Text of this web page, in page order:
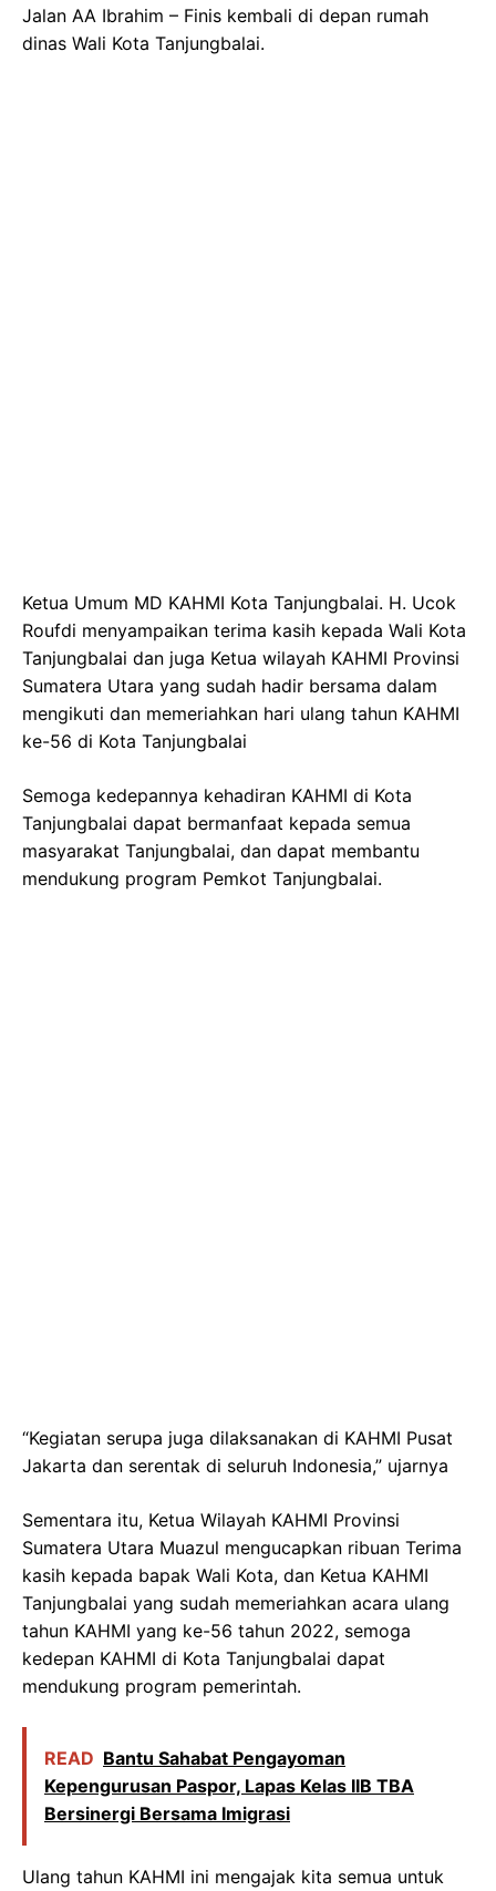
Jalan AA Ibrahim – Finis kembali di depan rumah
dinas Wali Kota Tanjungbalai.
Ketua Umum MD KAHMI Kota Tanjungbalai. H. Ucok
Roufdi menyampaikan terima kasih kepada Wali Kota
Tanjungbalai dan juga Ketua wilayah KAHMI Provinsi
Sumatera Utara yang sudah hadir bersama dalam
mengikuti dan memeriahkan hari ulang tahun KAHMI
ke-56 di Kota Tanjungbalai
Semoga kedepannya kehadiran KAHMI di Kota
Tanjungbalai dapat bermanfaat kepada semua
masyarakat Tanjungbalai, dan dapat membantu
mendukung program Pemkot Tanjungbalai.
“Kegiatan serupa juga dilaksanakan di KAHMI Pusat
Jakarta dan serentak di seluruh Indonesia,” ujarnya
Sementara itu, Ketua Wilayah KAHMI Provinsi
Sumatera Utara Muazul mengucapkan ribuan Terima
kasih kepada bapak Wali Kota, dan Ketua KAHMI
Tanjungbalai yang sudah memeriahkan acara ulang
tahun KAHMI yang ke-56 tahun 2022, semoga
kedepan KAHMI di Kota Tanjungbalai dapat
mendukung program pemerintah.
READ Bantu Sahabat Pengayoman
Kepengurusan Paspor, Lapas Kelas IIB TBA
Bersinergi Bersama Imigrasi
Ulang tahun KAHMI ini mengajak kita semua untuk